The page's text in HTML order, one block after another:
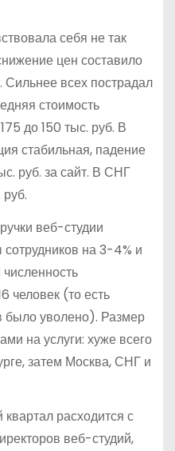
себя не так
цен составило
Сильнее всех пострадал
стоимость
до 150 тыс. руб. В
стабильная, падение
руб. за сайт. В СНГ
веб-студии
на 3-4% и
человек (то есть
было уволено). Размер
на услуги: хуже всего
затем Москва, СНГ и
расходится с
веб-студий,